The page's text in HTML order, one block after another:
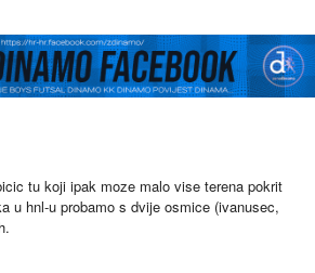
tu koji ipak moze malo vise terena pokrit
u hnl-u probamo s dvije osmice (ivanusec,